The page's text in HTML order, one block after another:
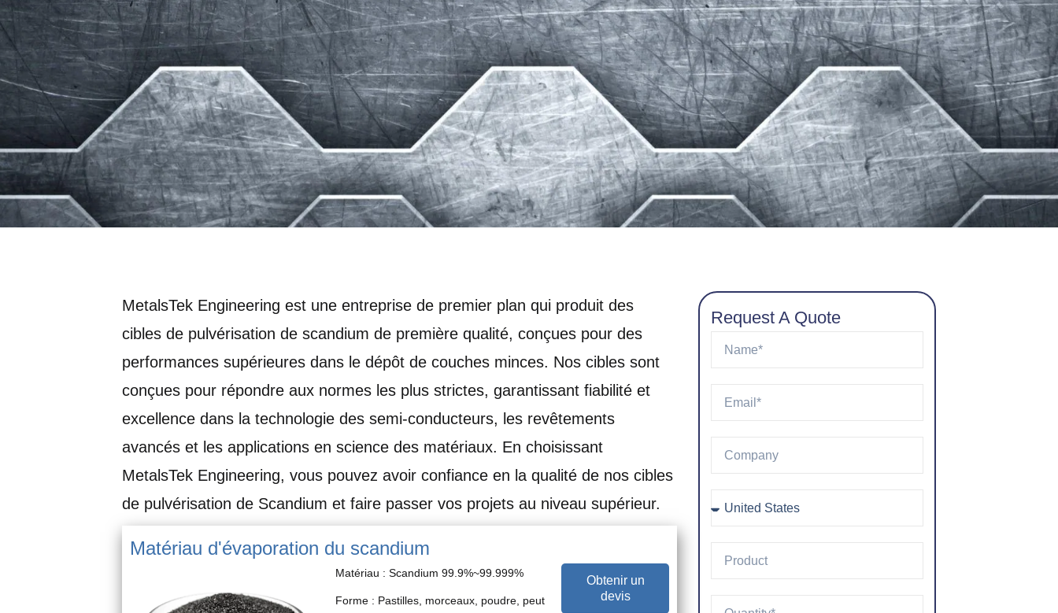
MetalsTek Engineering est une entreprise de premier plan qui produit des
cibles de pulvérisation de scandium de première qualité, conçues pour des
performances supérieures dans le dépôt de couches minces. Nos cibles sont
conçues pour répondre aux normes les plus strictes, garantissant fiabilité et
excellence dans la technologie des semi-conducteurs, les revêtements
avancés et les applications en science des matériaux. En choisissant
MetalsTek Engineering, vous pouvez avoir confiance en la qualité de nos cibles
de pulvérisation de Scandium et faire passer vos projets au niveau supérieur.
Matériau d'évaporation du scandium
Matériau : Scandium 99.9%~99.999%
Forme : Pastilles, morceaux, poudre, peut
Obtenir un
devis
Request A Quote